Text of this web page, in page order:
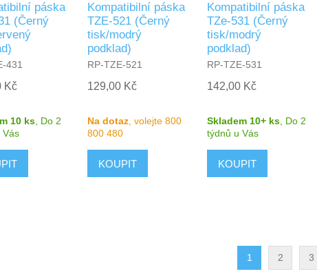
páska
(Černý
431
Kč
10 ks, Do 2
Vás
Kompatibilní páska
TZE-521 (Černý
tisk/modrý
podklad)
RP-TZE-521
129,00 Kč
Na dotaz, volejte 800
800 480
Kompatibilní páska
TZe-531 (Černý
tisk/modrý
podklad)
RP-TZE-531
142,00 Kč
Skladem 10+ ks, Do 2
týdnů u Vás
1 2 3